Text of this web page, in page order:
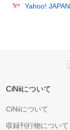
Yahoo! JAPAN
CiNiiについて
CiNiiについて
収録刊行物について